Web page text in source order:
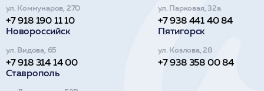
ул. Коммунаров, 270
+7 918 190 11 10
ул. Парковая, 32а
+7 938 441 40 84
Новороссийск
ул. Видова, 65
+7 918 314 14 00
Пятигорск
ул. Козлова, 28
+7 938 358 00 84
Ставрополь